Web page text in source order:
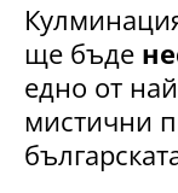
ще бъде
едно от
мистични